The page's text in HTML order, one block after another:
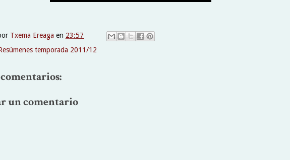
Txema Ereaga en 23:57
temporada 2011/12
un comentario